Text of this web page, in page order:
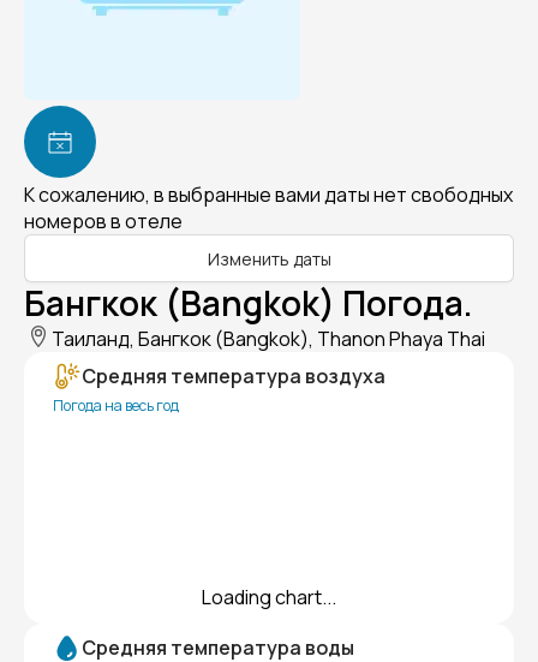
К сожалению, в выбранные вами даты нет свободных
номеров в отеле
Изменить даты
Бангкок (Bangkok) Погода.
Таиланд, Бангкок (Bangkok), Thanon Phaya Thai
Средняя температура воздуха
Погода на весь год
Loading chart...
Средняя температура воды